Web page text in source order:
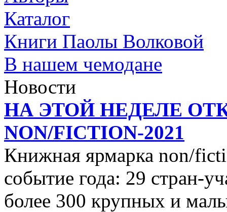
Каталог
Книги Паолы Волковой
В нашем чемодане
Новости
НА ЭТОЙ НЕДЕЛЕ
NON/FICTION-2021
Книжная ярмарка non/
событие года: 29 стран-
более 300 крупных и